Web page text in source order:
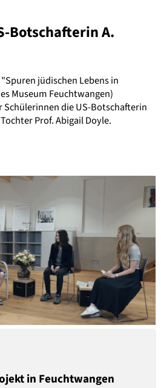
Botschafterin A.
jüdischen Lebens in
Museum Feuchtwangen)
die US-Botschafterin
Prof. Abigail Doyle.
in Feuchtwangen